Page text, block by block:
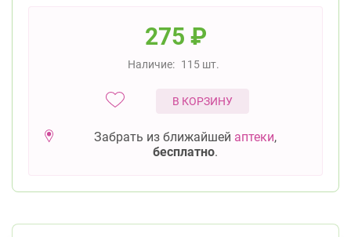
275 ₽
Наличие: 115 шт.
В КОРЗИНУ
Забрать из ближайшей аптеки,
бесплатно.